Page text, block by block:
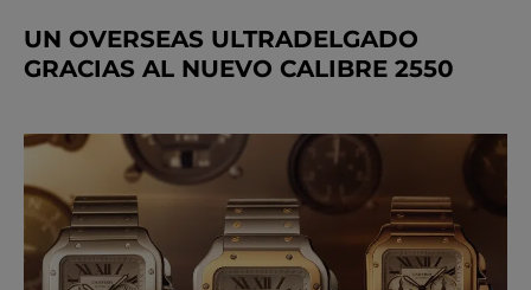
UN OVERSEAS ULTRADELGADO
GRACIAS AL NUEVO CALIBRE 2550